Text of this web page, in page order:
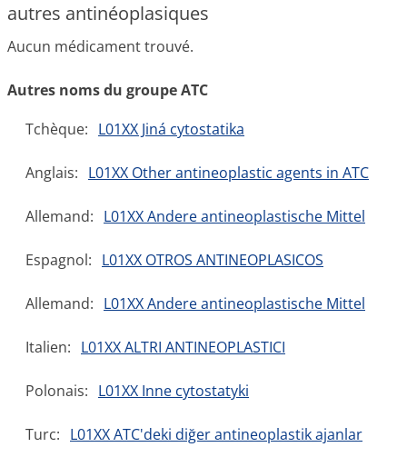
autres antinéoplasiques
Aucun médicament trouvé.
Autres noms du groupe ATC
Tchèque: L01XX Jiná cytostatika
Anglais: L01XX Other antineoplastic agents in ATC
Allemand: L01XX Andere antineoplastische Mittel
Espagnol: L01XX OTROS ANTINEOPLASICOS
Allemand: L01XX Andere antineoplastische Mittel
Italien: L01XX ALTRI ANTINEOPLASTICI
Polonais: L01XX Inne cytostatyki
Turc: L01XX ATC'deki diğer antineoplastik ajanlar